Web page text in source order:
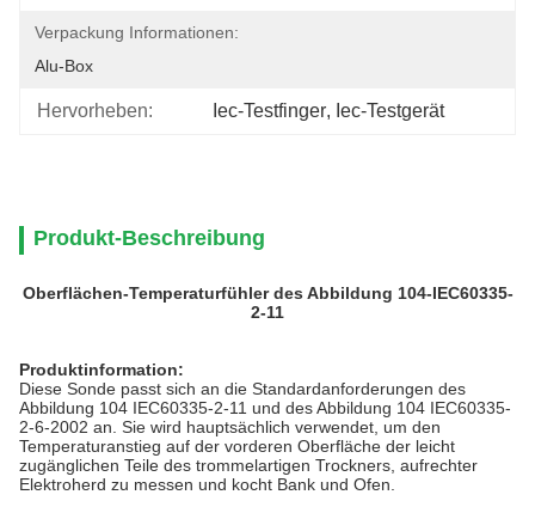
Verpackung Informationen:
Alu-Box
Hervorheben: Iec-Testfinger, Iec-Testgerät
Produkt-Beschreibung
Oberflächen-Temperaturfühler des Abbildung 104-IEC60335-
2-11
Produktinformation:
Diese Sonde passt sich an die Standardanforderungen des
Abbildung 104 IEC60335-2-11 und des Abbildung 104 IEC60335-
2-6-2002 an. Sie wird hauptsächlich verwendet, um den
Temperaturanstieg auf der vorderen Oberfläche der leicht
zugänglichen Teile des trommelartigen Trockners, aufrechter
Elektroherd zu messen und kocht Bank und Ofen.